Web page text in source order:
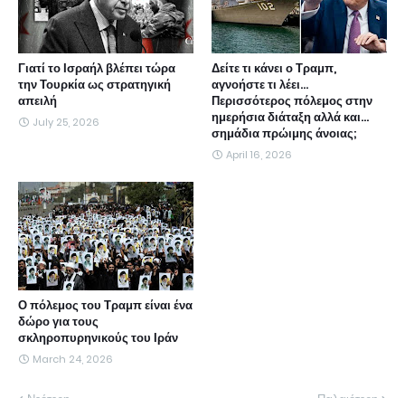
Γιατί το Ισραήλ βλέπει τώρα
την Τουρκία ως στρατηγική
απειλή
July 25, 2026
Δείτε τι κάνει ο Τραμπ,
αγνοήστε τι λέει...
Περισσότερος πόλεμος στην
ημερήσια διάταξη αλλά και...
σημάδια πρώιμης άνοιας;
April 16, 2026
Ο πόλεμος του Τραμπ είναι ένα
δώρο για τους
σκληροπυρηνικούς του Ιράν
March 24, 2026